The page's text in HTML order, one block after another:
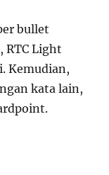
bullet
RTC Light
Kemudian,
kata lain,